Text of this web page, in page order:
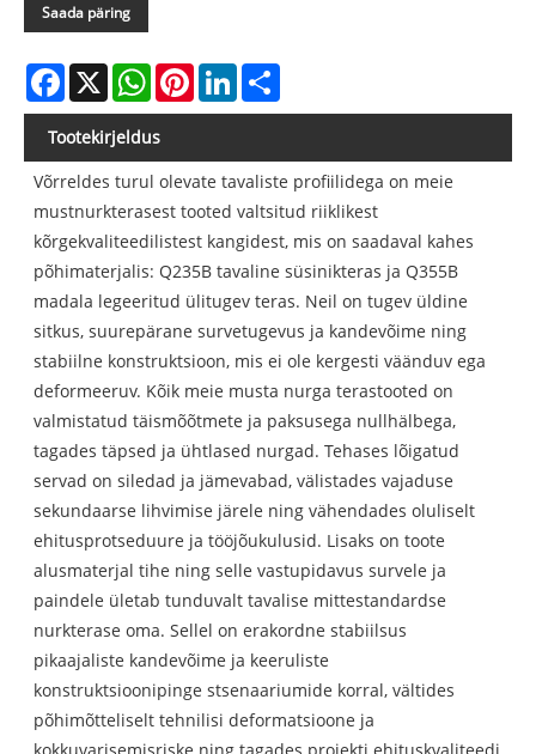
Saada päring
Facebook
X WhatsAppPinterestLinkedIn
Tootekirjeldus
Võrreldes turul olevate tavaliste profiilidega on meie
mustnurkterasest tooted valtsitud riiklikest
kõrgekvaliteedilistest kangidest, mis on saadaval kahes
põhimaterjalis: Q235B tavaline süsinikteras ja Q355B
madala legeeritud ülitugev teras. Neil on tugev üldine
sitkus, suurepärane survetugevus ja kandevõime ning
stabiilne konstruktsioon, mis ei ole kergesti väänduv ega
deformeeruv. Kõik meie musta nurga terastooted on
valmistatud täismõõtmete ja paksusega nullhälbega,
tagades täpsed ja ühtlased nurgad. Tehases lõigatud
servad on siledad ja jämevabad, välistades vajaduse
sekundaarse lihvimise järele ning vähendades oluliselt
ehitusprotseduure ja tööjõukulusid. Lisaks on toote
alusmaterjal tihe ning selle vastupidavus survele ja
paindele ületab tunduvalt tavalise mittestandardse
nurkterase oma. Sellel on erakordne stabiilsus
pikaajaliste kandevõime ja keeruliste
konstruktsioonipinge stsenaariumide korral, vältides
põhimõtteliselt tehnilisi deformatsioone ja